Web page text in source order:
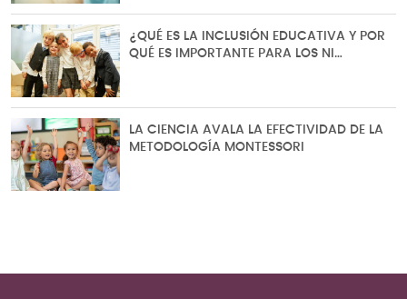
¿QUÉ ES LA INCLUSIÓN EDUCATIVA Y POR
QUÉ ES IMPORTANTE PARA LOS NI…
LA CIENCIA AVALA LA EFECTIVIDAD DE LA
METODOLOGÍA MONTESSORI